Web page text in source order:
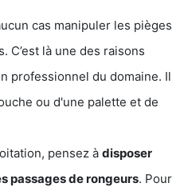
cas manipuler les pièges
C’est là une des raisons
professionnel du domaine. Il
ou d'une palette et de
pensez à disposer
passages de rongeurs. Pour